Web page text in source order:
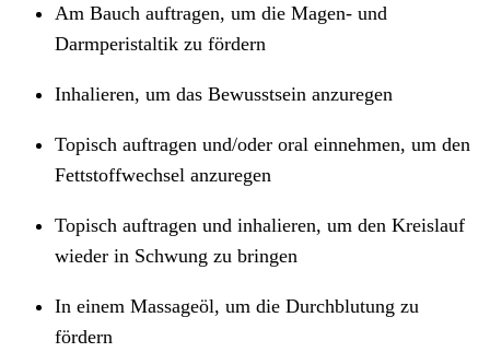
Am Bauch auftragen, um die Magen- und
Darmperistaltik zu fördern
Inhalieren, um das Bewusstsein anzuregen
Topisch auftragen und/oder oral einnehmen, um den
Fettstoffwechsel anzuregen
Topisch auftragen und inhalieren, um den Kreislauf
wieder in Schwung zu bringen
In einem Massageöl, um die Durchblutung zu
fördern